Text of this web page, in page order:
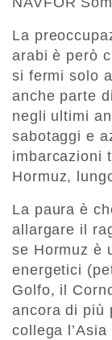
La
arabi è però
si fermi solo
anche parte
negli ultimi
sabotaggi e
imbarcazioni
Hormuz,
La paura è
allargare il
se Hormuz è
energetici
Golfo, il
ancora di più
collega